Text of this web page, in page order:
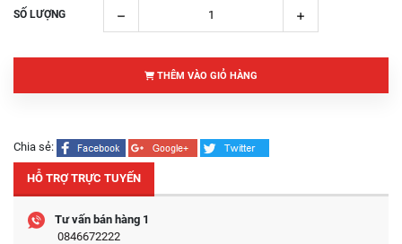
SỐ LƯỢNG
THÊM VÀO GIỎ HÀNG
Chia sẻ:
HỖ TRỢ TRỰC TUYẾN
Tư vấn bán hàng 1
0846672222